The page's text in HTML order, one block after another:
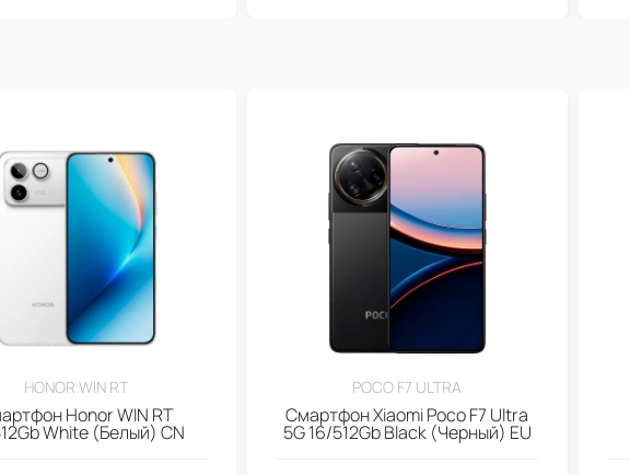
HONOR WIN RT
Honor WIN RT
White (Белый) CN
POCO F7 ULTRA
Смартфон Xiaomi Poco F7 Ultra
5G 16/512Gb Black (Черный) EU